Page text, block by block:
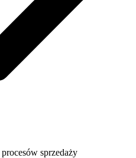
sprzedaży